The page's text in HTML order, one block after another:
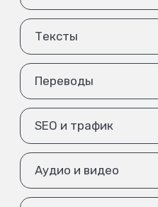
Тексты
Переводы
SEO и трафик
Аудио и видео